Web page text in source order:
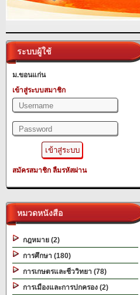
ระบบผู้ใช้
ม.ขอนแก่น
เข้าสู่ระบบสมาชิก
สมัครสมาชิก ลืมรหัสผ่าน
หมวดหนังสือ
กฎหมาย (2)
การศึกษา (180)
การเกษตรและชีววิทยา (78)
การเมืองและการปกครอง (2)